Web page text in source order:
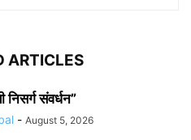
ARTICLES
निसर्ग संवर्धन”
- August 5, 2026